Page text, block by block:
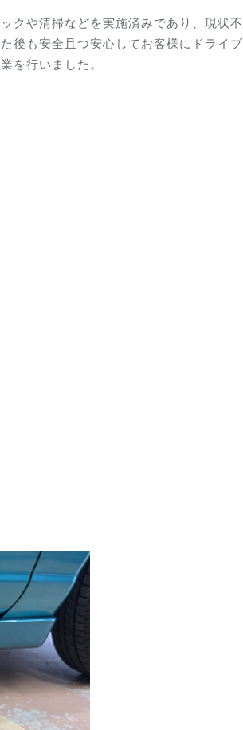
クや清掃などを実施済みであり、現状不
後も安全且つ安心してお客様にドライブ
を行いました。